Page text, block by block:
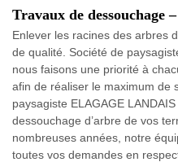
Travaux de dessouchage
Enlever les racines des arbres
de qualité. Société de
nous faisons une priorité à
afin de réaliser le maximum de
paysagiste ELAGAGE
dessouchage d’arbre de vos
nombreuses années, notre
toutes vos demandes en